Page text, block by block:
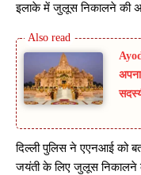
इलाके में जुलूस निकालने की
दिल्ली पुलिस ने एएनआई को
जयंती के लिए जुलूस निकालने